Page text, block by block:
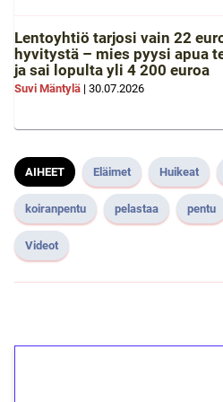
Lentoyhtiö tarjosi vain 22
hyvitystä – mies pyysi apua
ja sai lopulta yli 4 200 euroa
Suvi Mäntylä | 30.07.2026
AIHEET Eläimet Huikeat
koiranpentu pelastaa pentu
Videot